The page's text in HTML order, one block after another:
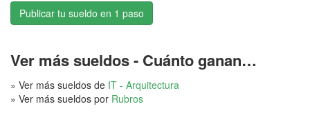
Publicar tu sueldo en 1 paso
Ver más sueldos - Cuánto ganan…
» Ver más sueldos de IT - Arquitectura
» Ver más sueldos por Rubros